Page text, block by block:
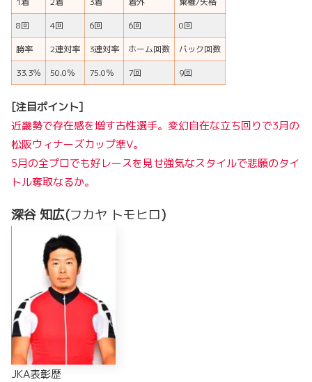
8回
4回 6回 6回
0回
勝率
2連対率 3連対率 ホーム回数
バック回数
33.3％
50.0％ 75.0％ 7回 9回
[注目ポイント]
近畿勢で存在感を増す古性選手。変幻自在な立ち回りで3月の
松阪ウィナーズカップ準V。
5月の全プロでも好レースを見せ強気なスタイルで悲願のタイ
トル奪取なるか。
深谷 知広(フカヤ トモヒロ)
JKA表彰歴